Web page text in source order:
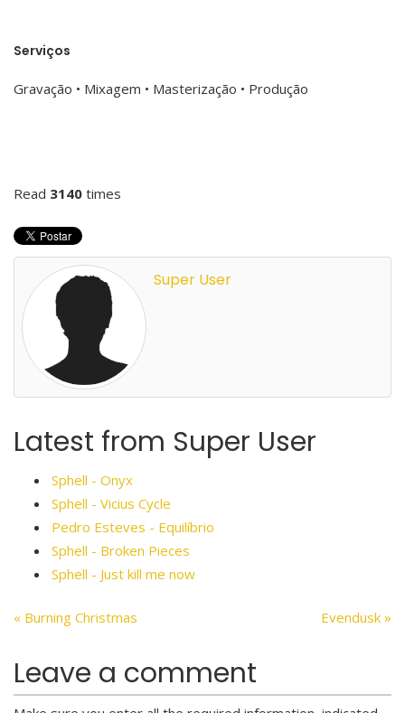
Serviços
Gravação • Mixagem • Masterização • Produção
Read 3140 times
Super User
Latest from Super User
Sphell - Onyx
Sphell - Vicius Cycle
Pedro Esteves - Equilíbrio
Sphell - Broken Pieces
Sphell - Just kill me now
« Burning Christmas Evendusk »
Leave a comment